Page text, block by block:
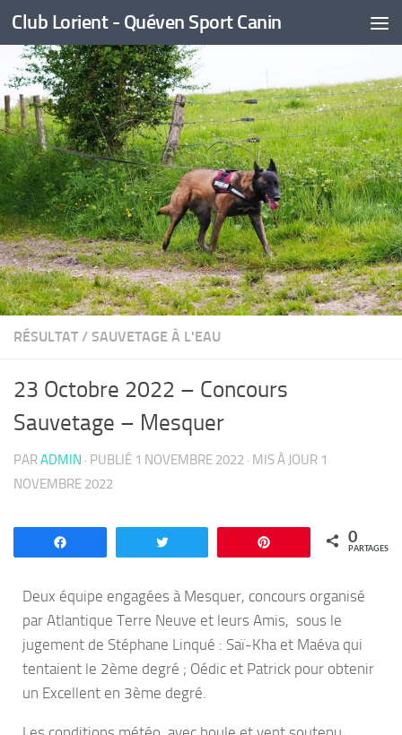
Skip to content
Club Lorient - Quéven Sport Canin
RÉSULTAT / SAUVETAGE À L'EAU
23 Octobre 2022 – Concours
Sauvetage – Mesquer
PARADMIN · PUBLIÉ 1 NOVEMBRE 2022 · MIS À JOUR 1
NOVEMBRE 2022
Enregistrer 0
PARTAGES
Deux équipe engagées à Mesquer, concours organisé
par Atlantique Terre Neuve et leurs Amis, sous le
jugement de Stéphane Linqué : Saï-Kha et Maéva qui
tentaient le 2ème degré ; Oédic et Patrick pour obtenir
un Excellent en 3ème degré.